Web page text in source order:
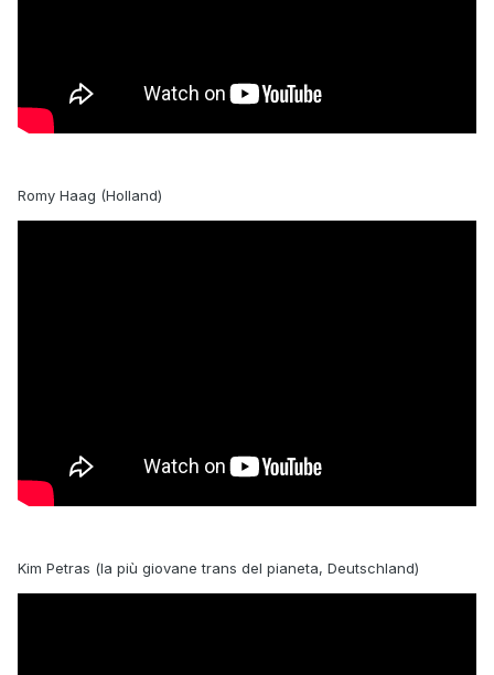
Romy Haag (Holland)
Kim Petras (la più giovane trans del pianeta, Deutschland)